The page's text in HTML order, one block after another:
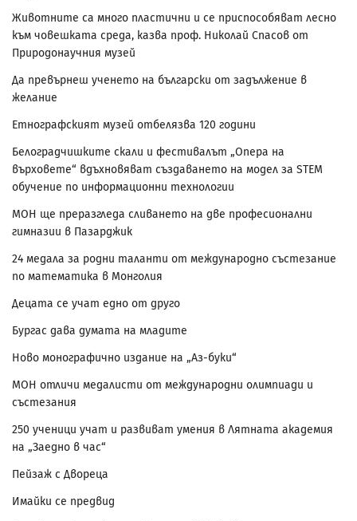
Животните са много пластични и се приспособяват лесно
към човешката среда, казва проф. Николай Спасов от
Природонаучния музей
Да превърнеш ученето на български от задължение в
желание
Етнографският музей отбелязва 120 години
Белоградчишките скали и фестивалът „Опера на
върховете“ вдъхновяват създаването на модел за STEM
обучение по информационни технологии
МОН ще преразгледа сливането на две професионални
гимназии в Пазарджик
24 медала за родни таланти от международно състезание
по математика в Монголия
Децата се учат едно от друго
Бургас дава думата на младите
Ново монографично издание на „Аз-буки“
МОН отличи медалисти от международни олимпиади и
състезания
250 ученици учат и развиват умения в Лятната академия
на „Заедно в час“
Пейзаж с Двореца
Имайки се предвид